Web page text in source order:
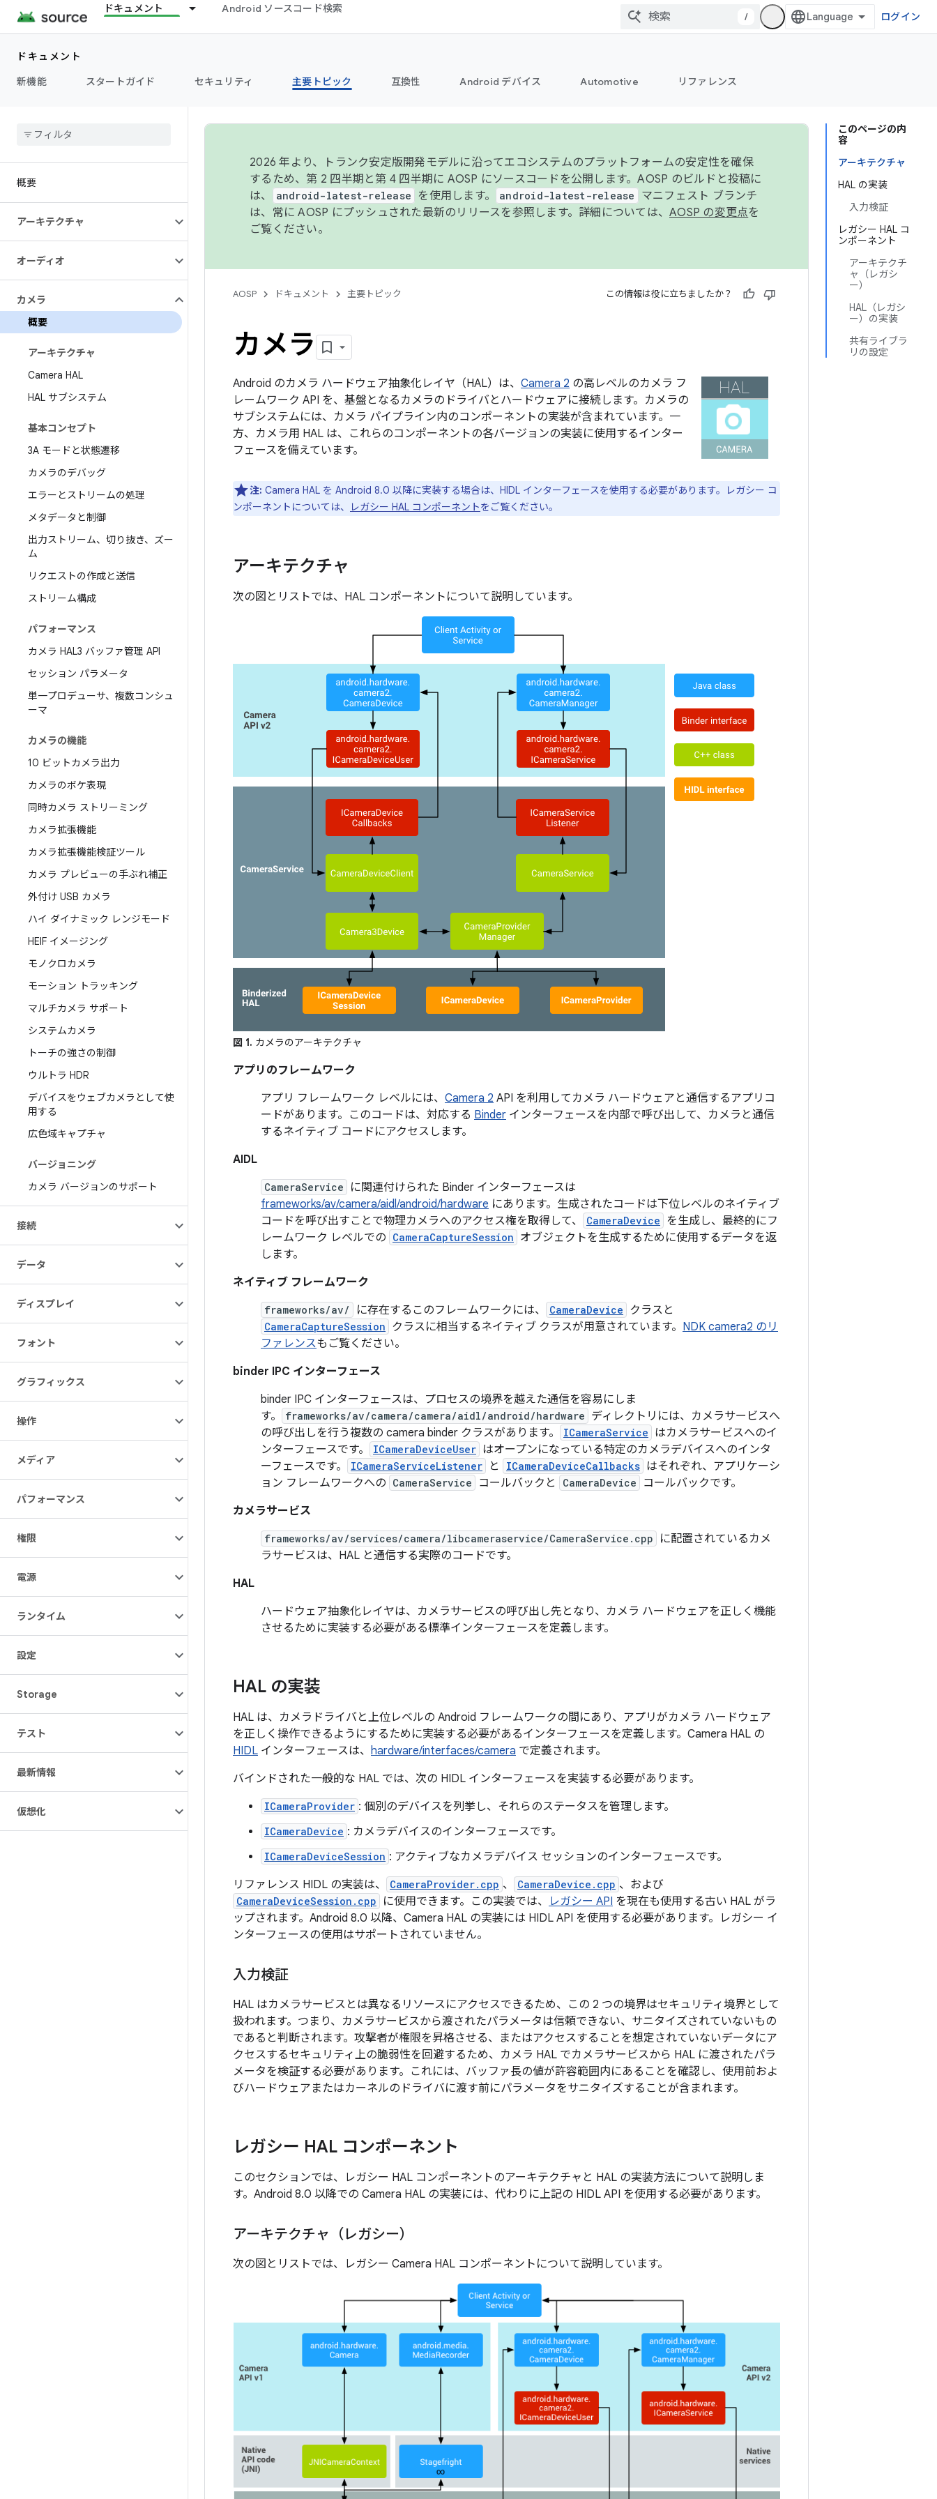
ドキュメント Android ソースコード検索
/ ログイン
ドキュメント
新機能
スタートガイド セキュリティ 主要トピック 互換性 Android デバイス Automotive リファレンス
概要
アーキテクチャ
オーディオ
カメラ
概要
アーキテクチャ
Camera HAL
HAL サブシステム
基本コンセプト
3A モードと状態遷移
カメラのデバッグ
エラーとストリームの処理
メタデータと制御
出力ストリーム、切り抜き、ズー
ム
リクエストの作成と送信
ストリーム構成
パフォーマンス
カメラ HAL3 バッファ管理 API
セッション パラメータ
単一プロデューサ、複数コンシュ
ーマ
カメラの機能
10 ビットカメラ出力
カメラのボケ表現
同時カメラ ストリーミング
カメラ拡張機能
カメラ拡張機能検証ツール
カメラ プレビューの手ぶれ補正
外付け USB カメラ
ハイ ダイナミック レンジモード
HEIF イメージング
モノクロカメラ
モーション トラッキング
マルチカメラ サポート
システムカメラ
トーチの強さの制御
ウルトラ HDR
デバイスをウェブカメラとして使
用する
広色域キャプチャ
バージョニング
カメラ バージョンのサポート
接続
データ
ディスプレイ
フォント
グラフィックス
操作
メディア
パフォーマンス
権限
電源
ランタイム
設定
Storage
テスト
最新情報
仮想化
このページの内
容
アーキテクチャ
HAL の実装
入力検証
レガシー HAL コ
ンポーネント
アーキテクチ
ャ（レガシ
ー）
HAL（レガシ
ー）の実装
共有ライブラ
リの設定
2026 年より、トランク安定版開発モデルに沿ってエコシステムのプラットフォームの安定性を確保
するため、第 2 四半期と第 4 四半期に AOSP にソースコードを公開します。AOSP のビルドと投稿に
は、
android-latest-release を使用します。 android-latest-release
マニフェスト ブランチ
は、常に AOSP にプッシュされた最新のリリースを参照します。詳細については、 AOSP の変更点を
ご覧ください。
AOSP ドキュメント 主要トピック この情報は役に立ちましたか？
カメラ
Android のカメラ ハードウェア抽象化レイヤ（HAL）は、 Camera 2 の高レベルのカメラ フ
レームワーク API を、基盤となるカメラのドライバとハードウェアに接続します。カメラの
サブシステムには、カメラ パイプライン内のコンポーネントの実装が含まれています。一
方、カメラ用 HAL は、これらのコンポーネントの各バージョンの実装に使用するインター
フェースを備えています。
注: Camera HAL を Android 8.0 以降に実装する場合は、HIDL インターフェースを使用する必要があります。レガシー コ
ンポーネントについては、
レガシー HAL コンポーネントをご覧ください。
アーキテクチャ
次の図とリストでは、HAL コンポーネントについて説明しています。
図 1. カメラのアーキテクチャ
アプリのフレームワーク
アプリ フレームワーク レベルには、 Camera 2 API を利用してカメラ ハードウェアと通信するアプリコ
ードがあります。このコードは、対応する Binder インターフェースを内部で呼び出して、カメラと通信
するネイティブ コードにアクセスします。
AIDL
CameraService
に関連付けられた Binder インターフェースは
frameworks/av/camera/aidl/android/hardware にあります。生成されたコードは下位レベルのネイティブ
コードを呼び出すことで物理カメラへのアクセス権を取得して、
CameraDevice を生成し、最終的にフ
レームワーク レベルでの CameraCaptureSession オブジェクトを生成するために使用するデータを返
します。
ネイティブ フレームワーク
frameworks/av/ に存在するこのフレームワークには、 CameraDevice クラスと
CameraCaptureSession クラスに相当するネイティブ クラスが用意されています。 NDK camera2 のリ
ファレンスもご覧ください。
binder IPC インターフェース
binder IPC インターフェースは、プロセスの境界を越えた通信を容易にしま
す。
frameworks/av/camera/camera/aidl/android/hardware ディレクトリには、カメラサービスへ
の呼び出しを行う複数の camera binder クラスがあります。
ICameraService はカメラサービスへのイ
ンターフェースです。
ICameraDeviceUser はオープンになっている特定のカメラデバイスへのインタ
ーフェースです。
ICameraServiceListener と ICameraDeviceCallbacks はそれぞれ、アプリケーシ
ョン フレームワークへの CameraService コールバックと CameraDevice
コールバックです。
カメラサービス
frameworks/av/services/camera/libcameraservice/CameraService.cpp
に配置されているカメ
ラサービスは、HAL と通信する実際のコードです。
HAL
ハードウェア抽象化レイヤは、カメラサービスの呼び出し先となり、カメラ ハードウェアを正しく機能
させるために実装する必要がある標準インターフェースを定義します。
HAL の実装
HAL は、カメラドライバと上位レベルの Android フレームワークの間にあり、アプリがカメラ ハードウェア
を正しく操作できるようにするために実装する必要があるインターフェースを定義します。Camera HAL の
HIDL インターフェースは、 hardware/interfaces/camera で定義されます。
バインドされた一般的な HAL では、次の HIDL インターフェースを実装する必要があります。
ICameraProvider : 個別のデバイスを列挙し、それらのステータスを管理します。
ICameraDevice : カメラデバイスのインターフェースです。
ICameraDeviceSession : アクティブなカメラデバイス セッションのインターフェースです。
リファレンス HIDL の実装は、
CameraProvider.cpp 、 CameraDevice.cpp 、および
CameraDeviceSession.cpp に使用できます。この実装では、 レガシー API を現在も使用する古い HAL がラ
ップされます。Android 8.0 以降、Camera HAL の実装には HIDL API を使用する必要があります。レガシー イ
ンターフェースの使用はサポートされていません。
入力検証
HAL はカメラサービスとは異なるリソースにアクセスできるため、この 2 つの境界はセキュリティ境界として
扱われます。つまり、カメラサービスから渡されたパラメータは信頼できない、サニタイズされていないもの
であると判断されます。攻撃者が権限を昇格させる、またはアクセスすることを想定されていないデータにア
クセスするセキュリティ上の脆弱性を回避するため、カメラ HAL でカメラサービスから HAL に渡されたパラ
メータを検証する必要があります。これには、バッファ長の値が許容範囲内にあることを確認し、使用前およ
びハードウェアまたはカーネルのドライバに渡す前にパラメータをサニタイズすることが含まれます。
レガシー HAL コンポーネント
このセクションでは、レガシー HAL コンポーネントのアーキテクチャと HAL の実装方法について説明しま
す。Android 8.0 以降での Camera HAL の実装には、代わりに上記の HIDL API を使用する必要があります。
アーキテクチャ（レガシー）
次の図とリストでは、レガシー Camera HAL コンポーネントについて説明しています。